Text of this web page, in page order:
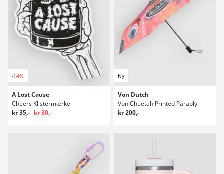
-14%
A Lost Cause
Cheers Klistermærke
kr 35,- kr 30,-
Ny
Von Dutch
Von Cheetah Printed Paraply
kr 200,-